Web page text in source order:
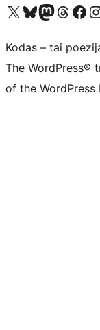
Visit our X (formerly Twitter) account
Apsilankykite mūsų Bluesky paskyroje
Visit our Mastodon account
Apsilankykite mūsų
Visit our
Kodas – tai
The WordPress®
of the WordPress